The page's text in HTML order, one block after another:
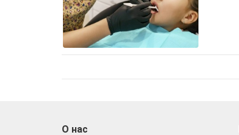
О нас